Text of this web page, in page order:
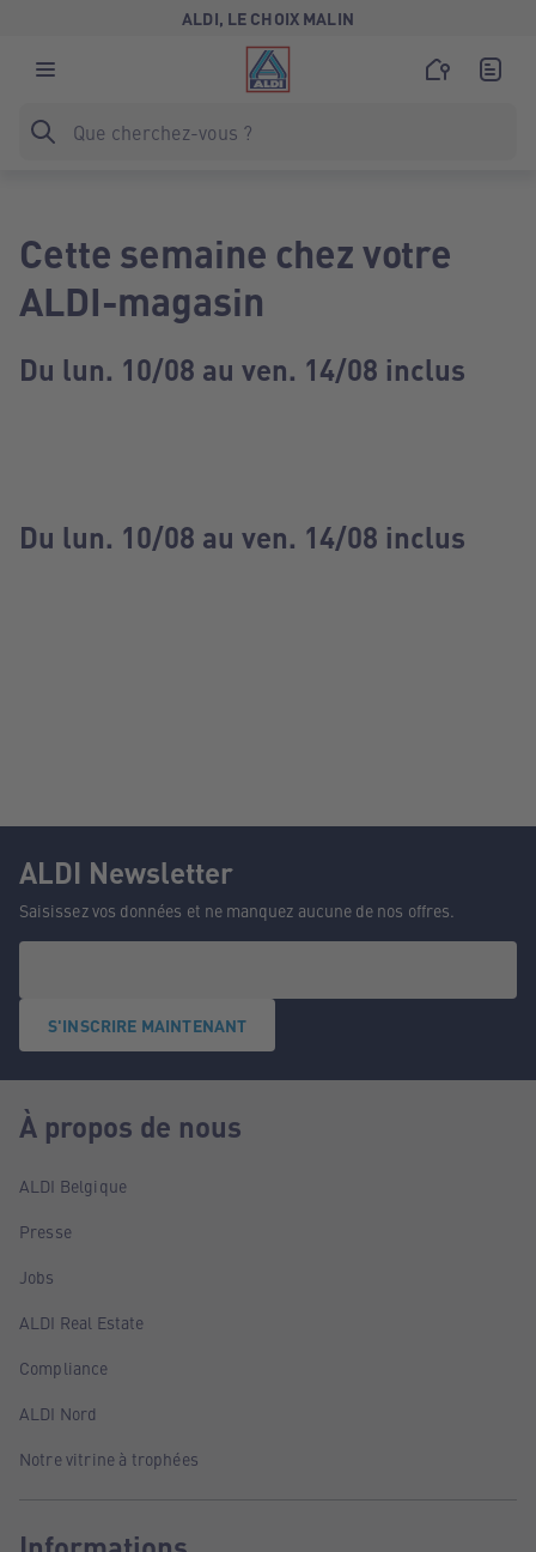
ALDI, LE CHOIX MALIN
Cette semaine chez votre
ALDI-magasin
Du lun. 10/08 au ven. 14/08 inclus
Du lun. 10/08 au ven. 14/08 inclus
ALDI Newsletter
Saisissez vos données et ne manquez aucune de nos offres.
S'INSCRIRE MAINTENANT
À propos de nous
ALDI Belgique
Presse
Jobs
ALDI Real Estate
Compliance
ALDI Nord
Notre vitrine à trophées